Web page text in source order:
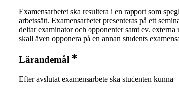
Examensarbetet ska resultera i en rapport som
arbetssätt. Examensarbetet presenteras på ett
deltar examinator och opponenter samt ev. externa
skall även opponera på en annan students
Lärandemål
Efter avslutat examensarbete ska studenten kunna